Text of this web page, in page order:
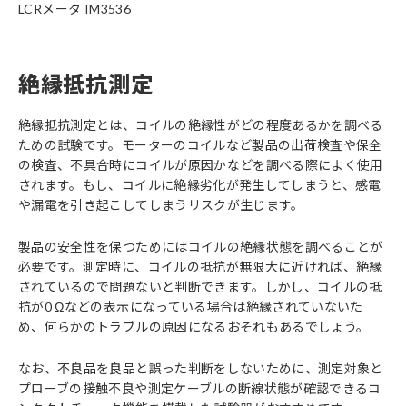
LCRメータ IM3536
絶縁抵抗測定
絶縁抵抗測定とは、コイルの絶縁性がどの程度あるかを調べる
ための試験です。モーターのコイルなど製品の出荷検査や保全
の検査、不具合時にコイルが原因かなどを調べる際によく使用
されます。もし、コイルに絶縁劣化が発生してしまうと、感電
や漏電を引き起こしてしまうリスクが生じます。
製品の安全性を保つためにはコイルの絶縁状態を調べることが
必要です。測定時に、コイルの抵抗が無限大に近ければ、絶縁
されているので問題ないと判断できます。しかし、コイルの抵
抗が0 Ωなどの表示になっている場合は絶縁されていないた
め、何らかのトラブルの原因になるおそれもあるでしょう。
なお、不良品を良品と誤った判断をしないために、測定対象と
プローブの接触不良や測定ケーブルの断線状態が確認できるコ